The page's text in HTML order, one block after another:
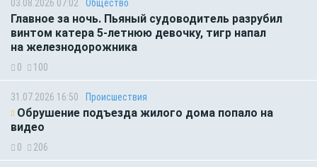
03.08.2026 07:02 Общество
Главное за ночь. Пьяный судоводитель разрубил
винтом катера 5-летнюю девочку, тигр напал
на железнодорожника
0 100
31.07.2026 16:50 Происшествия
Обрушение подъезда жилого дома попало на
видео
0 206